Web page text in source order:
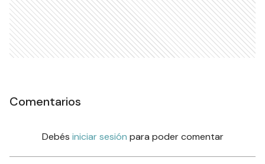
Comentarios
Debés iniciar sesión para poder comentar